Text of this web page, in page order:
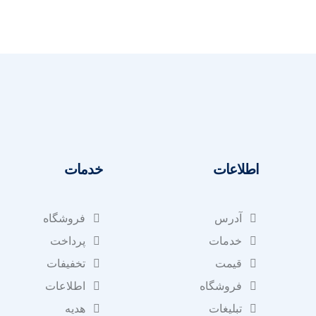
اطلاعات
آدرس
خدمات
قیمت
فروشگاه
تبلیغات
خدمات
فروشگاه
پرداخت
تخفیفات
اطلاعات
هدیه